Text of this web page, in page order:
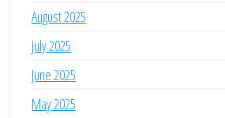
August 2025
July 2025
June 2025
May 2025